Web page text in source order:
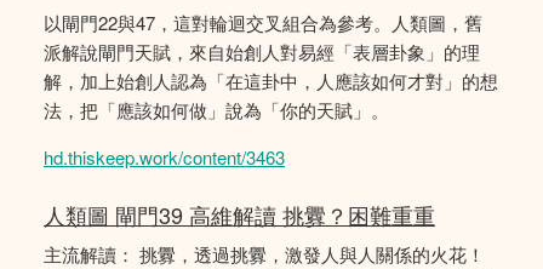
以閘門22與47，這對輪迴交叉組合為參考。人類圖，舊
派解說閘門天賦，來自始創人對易經「表層卦象」的理
解，加上始創人認為「在這卦中，人應該如何才對」的想
法，把「應該如何做」說為「你的天賦」。
hd.thiskeep.work/content/3463
人類圖 閘門39 高維解讀 挑釁？困難重重
主流解讀： 挑釁，透過挑釁，激發人與人關係的火花！